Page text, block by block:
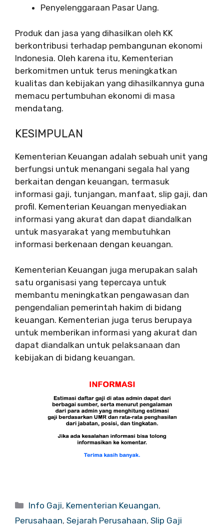
Penyelenggaraan Pasar Uang.
Produk dan jasa yang dihasilkan oleh KK
berkontribusi terhadap pembangunan ekonomi
Indonesia. Oleh karena itu, Kementerian
berkomitmen untuk terus meningkatkan
kualitas dan kebijakan yang dihasilkannya guna
memacu pertumbuhan ekonomi di masa
mendatang.
KESIMPULAN
Kementerian Keuangan adalah sebuah unit yang
berfungsi untuk menangani segala hal yang
berkaitan dengan keuangan, termasuk
informasi gaji, tunjangan, manfaat, slip gaji, dan
profil. Kementerian Keuangan menyediakan
informasi yang akurat dan dapat diandalkan
untuk masyarakat yang membutuhkan
informasi berkenaan dengan keuangan.
Kementerian Keuangan juga merupakan salah
satu organisasi yang tepercaya untuk
membantu meningkatkan pengawasan dan
pengendalian pemerintah hakim di bidang
keuangan. Kementerian juga terus berupaya
untuk memberikan informasi yang akurat dan
dapat diandalkan untuk pelaksanaan dan
kebijakan di bidang keuangan.
Categories
Info Gaji, Kementerian Keuangan,
Perusahaan, Sejarah Perusahaan, Slip Gaji